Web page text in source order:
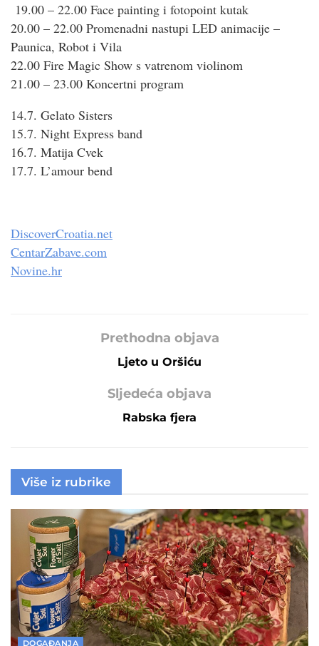
19.00 – 22.00 Face painting i fotopoint kutak
20.00 – 22.00 Promenadni nastupi LED animacije –
Paunica, Robot i Vila
22.00 Fire Magic Show s vatrenom violinom
21.00 – 23.00 Koncertni program
14.7. Gelato Sisters
15.7. Night Express band
16.7. Matija Cvek
17.7. L’amour bend
DiscoverCroatia.net
CentarZabave.com
Novine.hr
Prethodna objava
Ljeto u Oršiću
Sljedeća objava
Rabska fjera
Više iz rubrike
DOGAĐANJA